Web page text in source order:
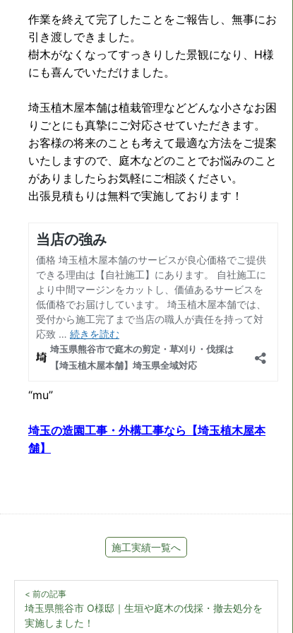
作業を終えて完了したことをご報告し、無事にお
引き渡しできました。
樹木がなくなってすっきりした景観になり、H様
にも喜んでいただけました。
埼玉植木屋本舗は植栽管理などどんな小さなお困
りごとにも真摯にご対応させていただきます。
お客様の将来のことも考えて最適な方法をご提案
いたしますので、庭木などのことでお悩みのこと
がありましたらお気軽にご相談ください。
出張見積もりは無料で実施しております！
“mu”
埼玉の造園工事・外構工事なら【埼玉植木屋本
舗】
施工実績一覧へ
< 前の記事
埼玉県熊谷市 O様邸｜生垣や庭木の伐採・撤去処分を
実施しました！